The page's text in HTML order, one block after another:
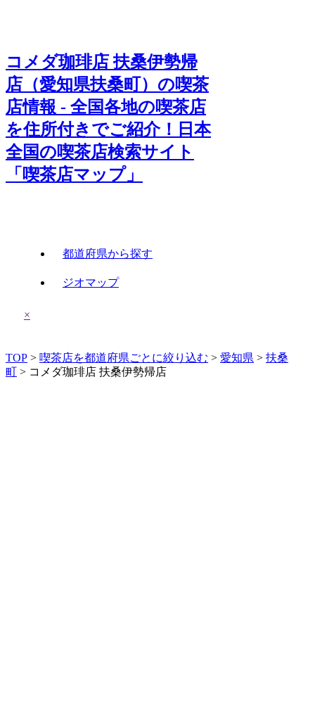
コメダ珈琲店 扶桑伊勢帰
店（愛知県扶桑町）の喫茶
店情報 - 全国各地の喫茶店
を住所付きでご紹介！日本
全国の喫茶店検索サイト
「喫茶店マップ」
都道府県から探す
ジオマップ
×
TOP > 喫茶店を都道府県ごとに絞り込む > 愛知県 > 扶桑
町 > コメダ珈琲店 扶桑伊勢帰店